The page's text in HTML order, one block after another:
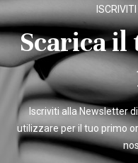
Scarica il
Iscriviti alla Newsletter
utilizzare per il tuo primo